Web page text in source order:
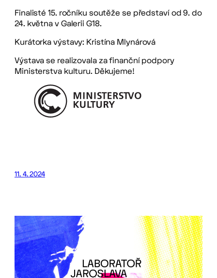
Finalisté 15. ročníku soutěže se představí od 9. do
24. května v Galerii G18.
Kurátorka výstavy: Kristína Mlynárová
Výstava se realizovala za finanční podpory
Ministerstva kulturu. Děkujeme!
11. 4. 2024